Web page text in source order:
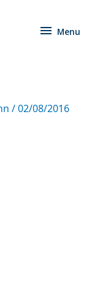
Menu
/02/08/2016